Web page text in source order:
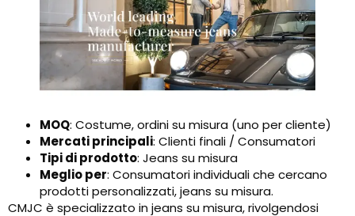
MOQ: Costume, ordini su misura (uno per cliente)
Mercati principali: Clienti finali / Consumatori
Tipi di prodotto: Jeans su misura
Meglio per: Consumatori individuali che cercano
prodotti personalizzati, jeans su misura.
CMJC è specializzato in jeans su misura, rivolgendosi